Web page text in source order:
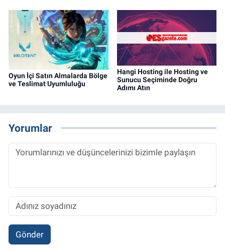
Oyun İçi Satın Almalarda Bölge
ve Teslimat Uyumluluğu
Hangi Hosting ile Hosting ve
Sunucu Seçiminde Doğru
Adımı Atın
Yorumlar
Gönder